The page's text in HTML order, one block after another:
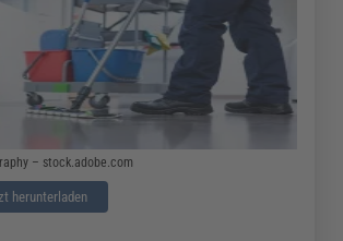
– stock.adobe.com
herunterladen